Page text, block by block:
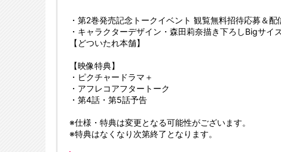
・第2巻発売記念トークイベント 観覧無料招待応募＆
・キャラクターデザイン・森田莉奈描き下ろしBigサイ
【どついたれ本舗】
【映像特典】
・ピクチャードラマ＋
・アフレコアフタートーク
・第4話・第5話予告
※仕様・特典は変更となる可能性がございます。
※特典はなくなり次第終了となります。